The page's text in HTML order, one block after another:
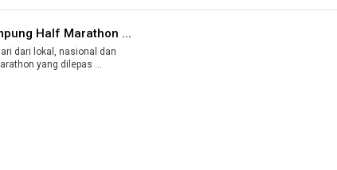
Half Marathon ...
dari lokal, nasional dan